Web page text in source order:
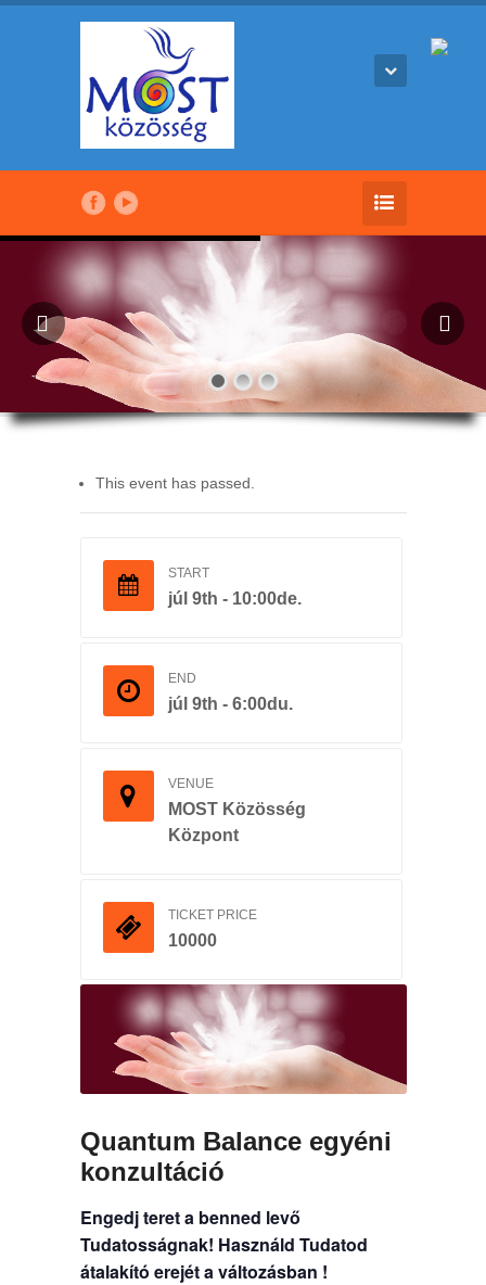
This event has passed.
START
júl 9th - 10:00de.
END
júl 9th - 6:00du.
VENUE
MOST Közösség
Központ
TICKET PRICE
10000
Quantum Balance egyéni
konzultáció
Engedj teret a benned levő
Tudatosságnak! Használd Tudatod
átalakító erejét a változásban !